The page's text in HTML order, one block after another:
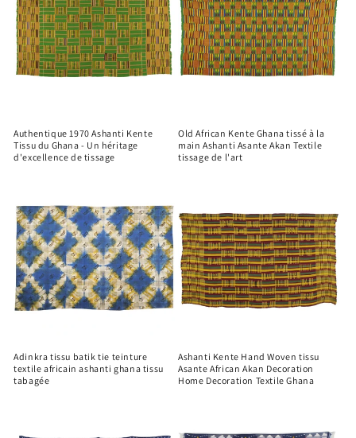
Authentique 1970 Ashanti Kente
Tissu du Ghana - Un héritage
d'excellence de tissage
Old African Kente Ghana tissé à la
main Ashanti Asante Akan Textile
tissage de l'art
Adinkra tissu batik tie teinture
textile africain ashanti ghana tissu
tabagée
Ashanti Kente Hand Woven tissu
Asante African Akan Decoration
Home Decoration Textile Ghana